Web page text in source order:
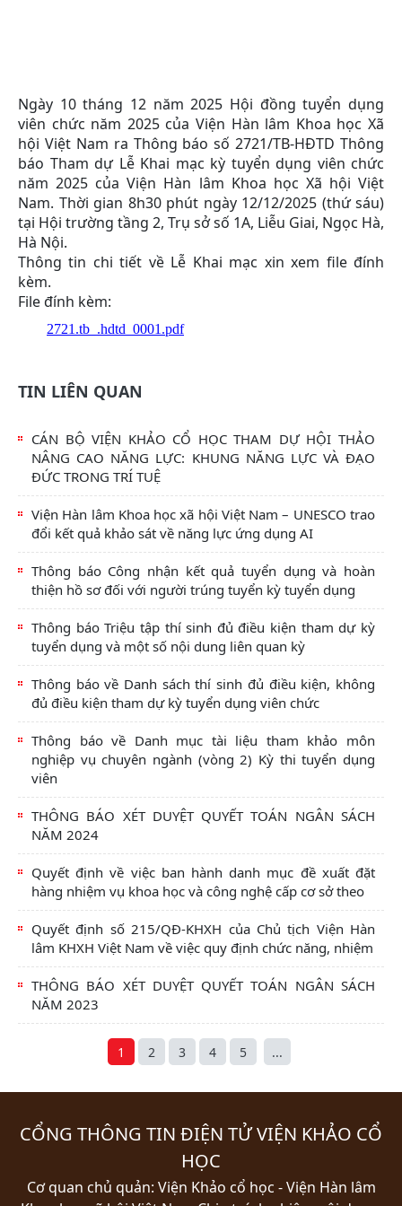
Ngày 10 tháng 12 năm 2025 Hội đồng tuyển dụng
viên chức năm 2025 của Viện Hàn lâm Khoa học Xã
hội Việt Nam ra Thông báo số 2721/TB-HĐTD Thông
báo Tham dự Lễ Khai mạc kỳ tuyển dụng viên chức
năm 2025 của Viện Hàn lâm Khoa học Xã hội Việt
Nam. Thời gian 8h30 phút ngày 12/12/2025 (thứ sáu)
tại Hội trường tầng 2, Trụ sở số 1A, Liễu Giai, Ngọc Hà,
Hà Nội.
Thông tin chi tiết về Lễ Khai mạc xin xem file đính
kèm.
File đính kèm:
2721.tb_.hdtd_0001.pdf
TIN LIÊN QUAN
CÁN BỘ VIỆN KHẢO CỔ HỌC THAM DỰ HỘI THẢO
NÂNG CAO NĂNG LỰC: KHUNG NĂNG LỰC VÀ ĐẠO
ĐỨC TRONG TRÍ TUỆ
Viện Hàn lâm Khoa học xã hội Việt Nam – UNESCO trao
đổi kết quả khảo sát về năng lực ứng dụng AI
Thông báo Công nhận kết quả tuyển dụng và hoàn
thiện hồ sơ đối với người trúng tuyển kỳ tuyển dụng
Thông báo Triệu tập thí sinh đủ điều kiện tham dự kỳ
tuyển dụng và một số nội dung liên quan kỳ
Thông báo về Danh sách thí sinh đủ điều kiện, không
đủ điều kiện tham dự kỳ tuyển dụng viên chức
Thông báo về Danh mục tài liệu tham khảo môn
nghiệp vụ chuyên ngành (vòng 2) Kỳ thi tuyển dụng
viên
THÔNG BÁO XÉT DUYỆT QUYẾT TOÁN NGÂN SÁCH
NĂM 2024
Quyết định về việc ban hành danh mục đề xuất đặt
hàng nhiệm vụ khoa học và công nghệ cấp cơ sở theo
Quyết định số 215/QĐ-KHXH của Chủ tịch Viện Hàn
lâm KHXH Việt Nam về việc quy định chức năng, nhiệm
THÔNG BÁO XÉT DUYỆT QUYẾT TOÁN NGÂN SÁCH
NĂM 2023
1 2 3 4 5 ...
CỔNG THÔNG TIN ĐIỆN TỬ VIỆN KHẢO CỔ
HỌC
Cơ quan chủ quản: Viện Khảo cổ học - Viện Hàn lâm